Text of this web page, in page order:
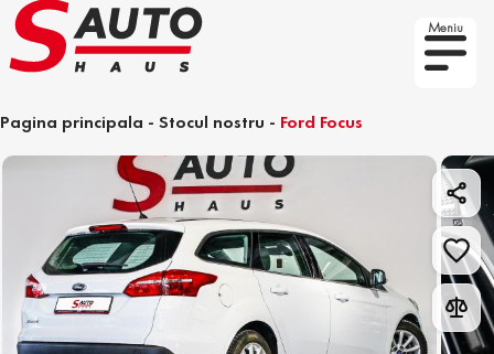
Meniu
Pagina principala - Stocul nostru - Ford Focus